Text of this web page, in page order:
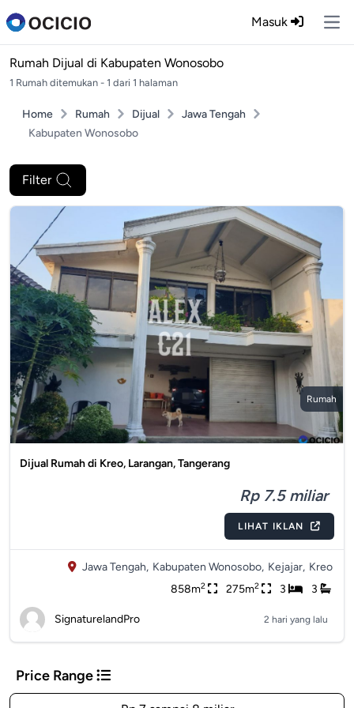
Masuk
Rumah Dijual di Kabupaten Wonosobo
1 Rumah ditemukan - 1 dari 1 halaman
Home Rumah Dijual
Jawa Tengah
Kabupaten Wonosobo
Filter
Rumah
Dijual Rumah di Kreo, Larangan, Tangerang
Rp 7.5 miliar
LIHAT IKLAN
Jawa Tengah, Kabupaten Wonosobo, Kejajar, Kreo
858m2 275m2 3 3
SignaturelandPro 2 hari yang lalu
Price Range